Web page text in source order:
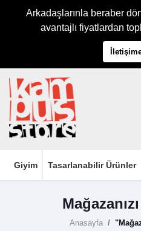
Arkadaşlarınla beraber
avantajlı fiyatlardan
Giyim Tasarlanabilir Ürünler
Anasayfa